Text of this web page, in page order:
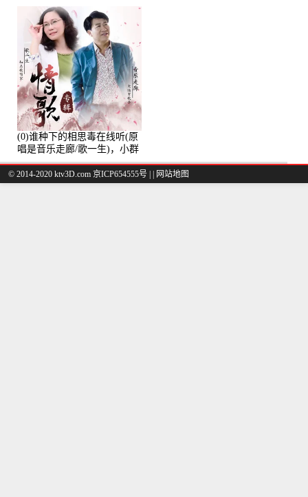
(0)谁种下的相思毒在线听(原
唱是音乐走廊/歌一生)，小群
演唱点播:8975次
© 2014-2020 ktv3D.com 京ICP654555号 | 网站地图